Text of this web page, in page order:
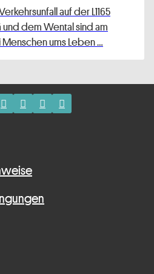
auf der L1165
dem Wental sind am
ums Leben …